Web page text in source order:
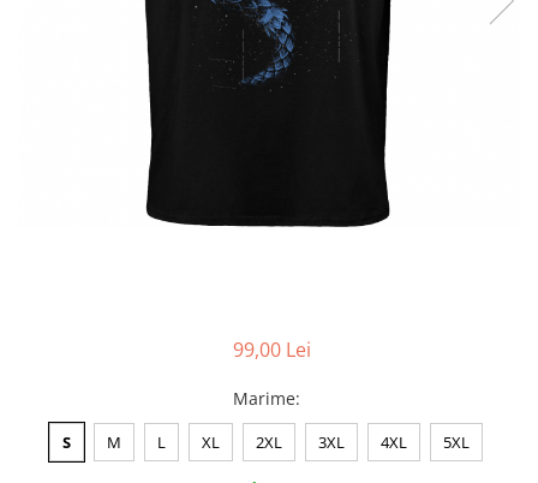
Simboluri tradiționale
Tricouri cu mesaje de bine
Tricouri de poveste
Colecții speciale
99,00 Lei
Marime:
S M L XL 2XL 3XL 4XL 5XL